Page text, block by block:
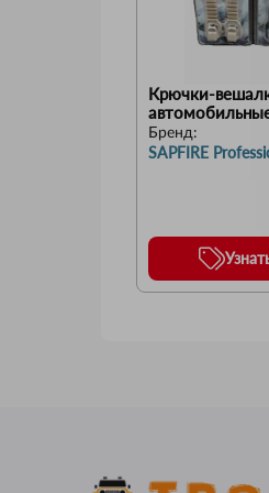
Крючки-
Бренд:
SAPFIRE